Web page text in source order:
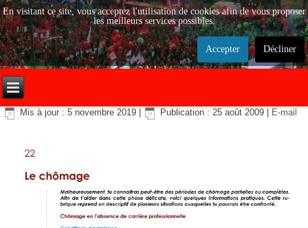
Mis à jour : 5 novembre 2019 Publication : 25 août 2009 E-mail
En visitant ce site, vous acceptez l'utilisation de cookies afin de vous proposer
les meilleurs services possibles.
Accepter Décliner